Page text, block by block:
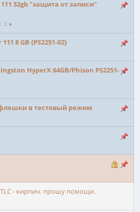
32gb "защита от записи"
2
8 GB {PS2251-02}
HyperX 64GB/Phison PS2251-
флешки в тестовый режим
TLC - кирпич. прошу помощи.